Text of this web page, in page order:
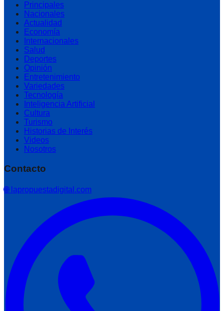
Principales
Nacionales
Actualidad
Economía
Internacionales
Salud
Deportes
Opinión
Entretenimiento
Variedades
Tecnología
Inteligencia Artificial
Cultura
Turismo
Historias de Interés
Videos
Nosotros
Contacto
🌐 lapropuestadigital.com